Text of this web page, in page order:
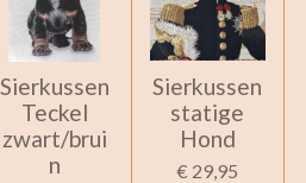
Sierkussen
Teckel
zwart/brui
n
Sierkussen
statige
Hond
€ 29,95